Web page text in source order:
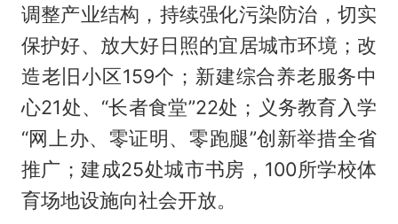
调整产业结构，持续强化污染防治，切实
保护好、放大好日照的宜居城市环境；改
造老旧小区159个；新建综合养老服务中
心21处、“长者食堂”22处；义务教育入学
“网上办、零证明、零跑腿”创新举措全省
推广；建成25处城市书房，100所学校体
育场地设施向社会开放。